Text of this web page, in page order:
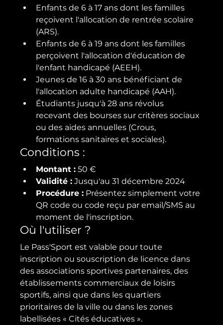
Enfants de 6 à 17 ans dont les familles
reçoivent l'allocation de rentrée scolaire
(ARS).
Enfants de 6 à 19 ans dont les familles
perçoivent l'allocation d'éducation de
l'enfant handicapé (AEEH).
Jeunes de 16 à 30 ans bénéficiant de
l'allocation adulte handicapé (AAH).
Étudiants jusqu'à 28 ans révolus
recevant des bourses sur critères sociaux
ou des aides annuelles (Crous,
formations sanitaires et sociales).
Conditions :
Montant : 50 €
Validité : Jusqu'au 31 décembre 2024
Procédure : Présentez simplement votre
QR code ou code reçu par email/SMS au
moment de l'inscription.
Où l'utiliser ?
Le Pass'Sport est valable pour toute
inscription ou souscription de licence dans
des associations sportives partenaires, des
établissements commerciaux de loisirs
sportifs, ainsi que dans les quartiers
prioritaires de la ville ou dans les zones
labellisées « Cités éducatives ».